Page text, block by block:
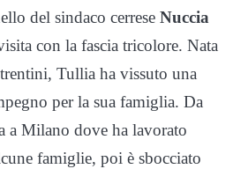
del sindaco cerrese Nuccia
con la fascia tricolore. Nata
Tullia ha vissuto una
per la sua famiglia. Da
a Milano dove ha lavorato
famiglie, poi è sbocciato